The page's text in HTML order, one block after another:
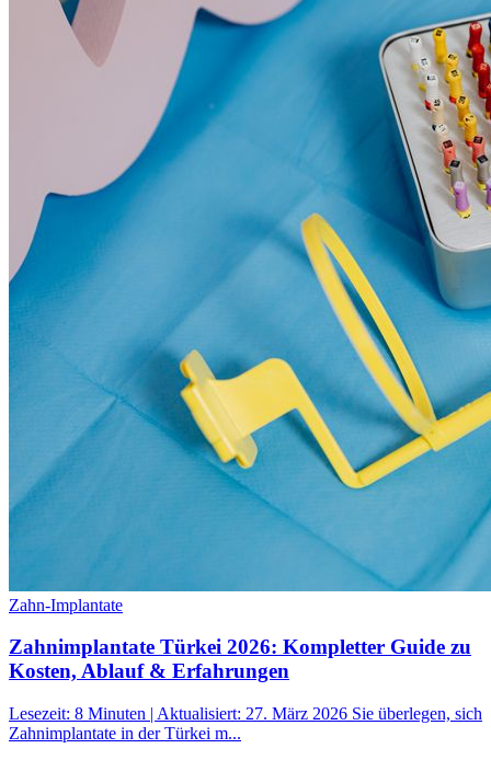
Zahn-Implantate
Zahnimplantate Türkei 2026: Kompletter Guide zu
Kosten, Ablauf & Erfahrungen
Lesezeit: 8 Minuten | Aktualisiert: 27. März 2026 Sie überlegen, sich
Zahnimplantate in der Türkei m...